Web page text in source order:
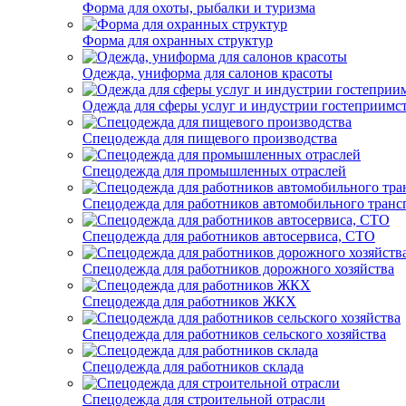
Форма для охоты, рыбалки и туризма
Форма для охранных структур
Одежда, униформа для салонов красоты
Одежда для сферы услуг и индустрии
Спецодежда для пищевого производства
Спецодежда для промышленных отраслей
Спецодежда для работников автомобильного
Спецодежда для работников автосервиса, СТО
Спецодежда для работников дорожного хозяйства
Спецодежда для работников ЖКХ
Спецодежда для работников сельского хозяйства
Спецодежда для работников склада
Спецодежда для строительной отрасли